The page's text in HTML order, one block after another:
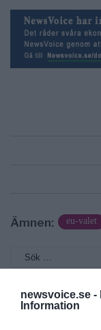
newsvoice.se -
Information
Ämnen: eu-valet